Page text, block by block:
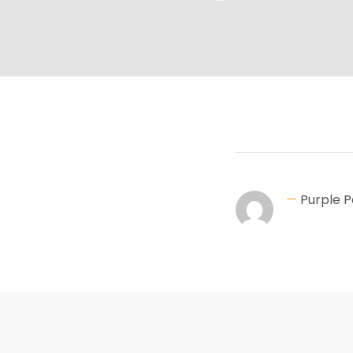
— Purple